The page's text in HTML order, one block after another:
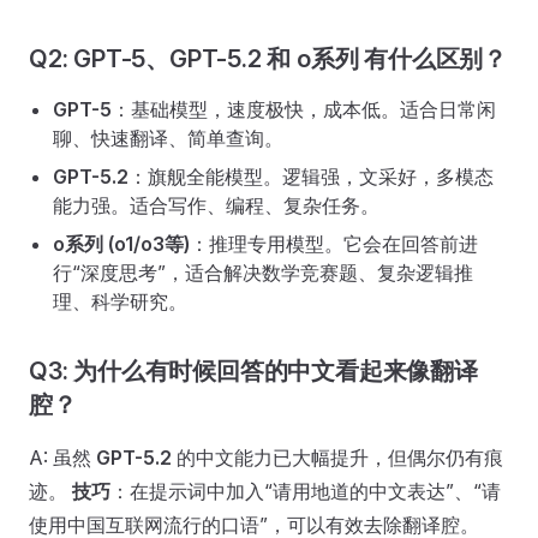
Q2: GPT-5、GPT-5.2 和 o系列 有什么区别？
GPT-5 ：基础模型，速度极快，成本低。适合日常闲
聊、快速翻译、简单查询。
GPT-5.2 ：旗舰全能模型。逻辑强，文采好，多模态
能力强。适合写作、编程、复杂任务。
o系列 (o1/o3等) ：推理专用模型。它会在回答前进
行“深度思考”，适合解决数学竞赛题、复杂逻辑推
理、科学研究。
Q3: 为什么有时候回答的中文看起来像翻译
腔？
A: 虽然 GPT-5.2 的中文能力已大幅提升，但偶尔仍有痕
迹。 技巧 ：在提示词中加入“请用地道的中文表达”、“请
使用中国互联网流行的口语”，可以有效去除翻译腔。